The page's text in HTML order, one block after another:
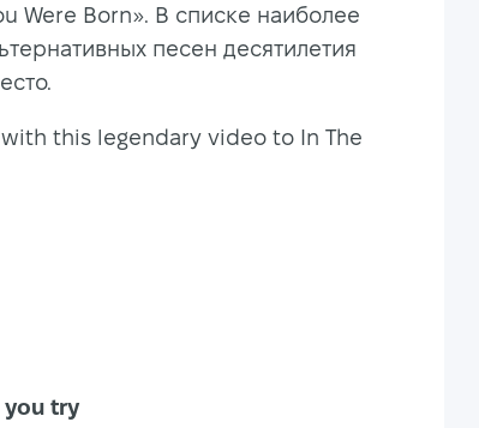
Were Born». В списке наиболее
песен десятилетия
this legendary video to In The
try